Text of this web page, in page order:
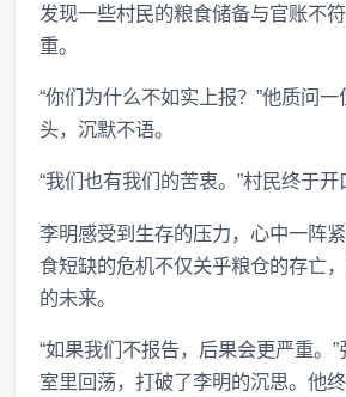
发现一些村民的粮食储备与官账不
重。
“你们为什么不如实上报？”他质问
头，沉默不语。
“我们也有我们的苦衷。”村民终于开
李明感受到生存的压力，心中一阵
食短缺的危机不仅关乎粮仓的存亡
的未来。
“如果我们不报告，后果会更严重。
室里回荡，打破了李明的沉思。他